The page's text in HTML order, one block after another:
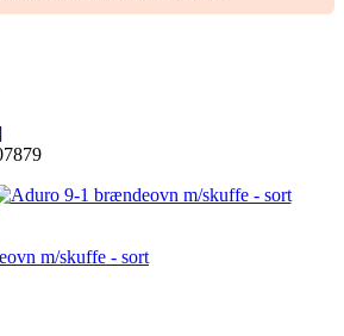
m/skuffe - sort